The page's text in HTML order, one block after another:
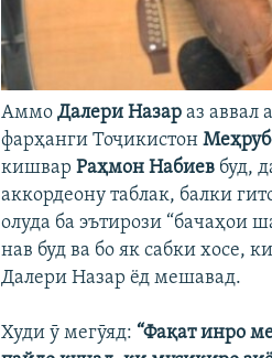
АммоДалери Назар аз аввал
фарҳанги Тоҷикистон
кишварРаҳмон Набиев буд,
аккордеону таблак, балки
олуда ба эътирози “бачаҳои
нав буд ва бо як сабки хосе,
Далери Назар ёд мешавад.
Худи ӯ мегӯяд: “Фақат инро